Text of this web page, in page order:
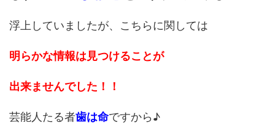
浮上していましたが、こちらに関しては
明らかな情報は見つけることが
出来ませんでした！！
芸能人たる者歯は命ですから♪